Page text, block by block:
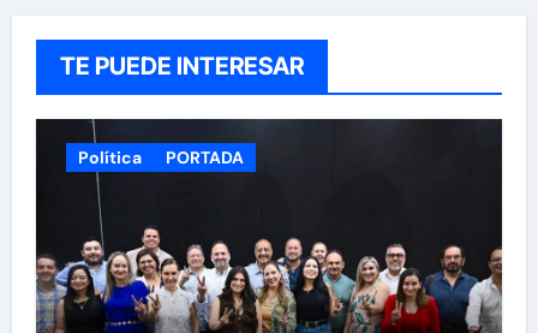
TE PUEDE INTERESAR
Política PORTADA